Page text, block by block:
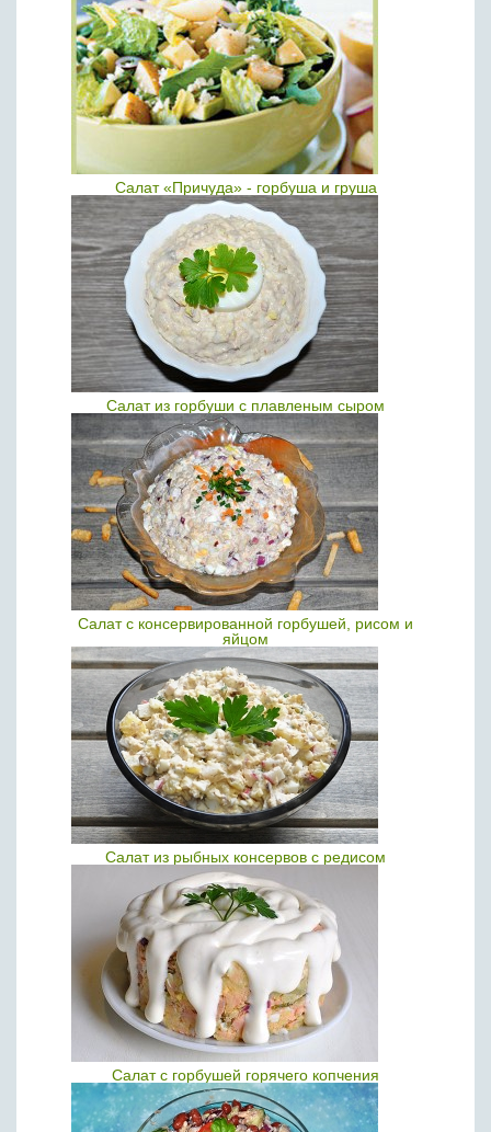
Салат «Причуда» - горбуша и груша
Салат из горбуши с плавленым сыром
Салат с консервированной горбушей, рисом и
яйцом
Салат из рыбных консервов с редисом
Салат с горбушей горячего копчения